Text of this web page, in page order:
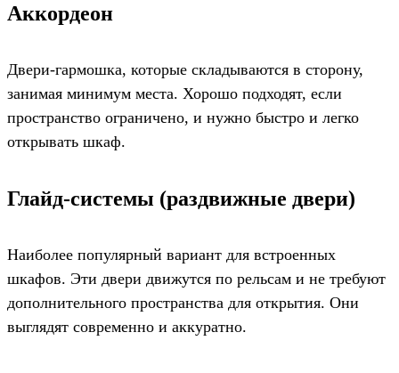
Аккордеон
Двери-гармошка, которые складываются в сторону,
занимая минимум места. Хорошо подходят, если
пространство ограничено, и нужно быстро и легко
открывать шкаф.
Глайд-системы (раздвижные двери)
Наиболее популярный вариант для встроенных
шкафов. Эти двери движутся по рельсам и не требуют
дополнительного пространства для открытия. Они
выглядят современно и аккуратно.